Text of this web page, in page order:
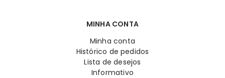
MINHA CONTA
Minha conta
Histórico de pedidos
Lista de desejos
Informativo